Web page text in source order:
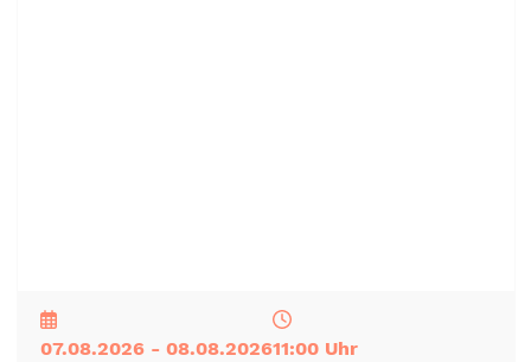
07.08.2026 - 08.08.202611:00 Uhr